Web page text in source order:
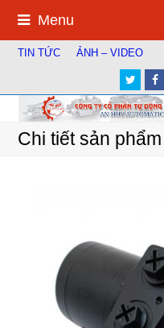
Menu
TIN TỨC ẢNH – VIDEO
Twitter
Chi tiết sản phẩm